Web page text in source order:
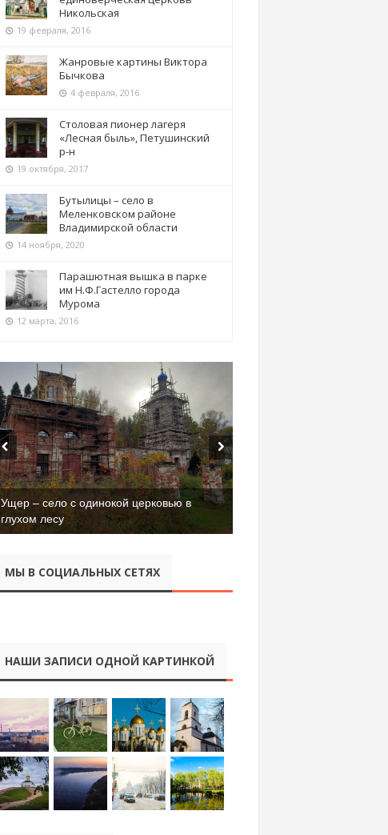
Никольская
19 февраля, 2016
Жанровые картины Виктора
Бычкова
4 февраля, 2016
Столовая пионер лагеря
«Лесная быль», Петушинский
р-н
19 октября, 2017
Бутылицы – село в
Меленковском районе
Владимирской области
14 ноября, 2020
Парашютная вышка в парке
им Н.Ф.Гастелло города
Мурома
12 марта, 2016
Ущер – село с одинокой церковью в
глухом лесу
МЫ В СОЦИАЛЬНЫХ СЕТЯХ
НАШИ ЗАПИСИ ОДНОЙ КАРТИНКОЙ